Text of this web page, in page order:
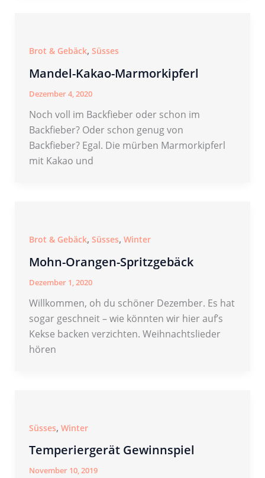
Brot & Gebäck, Süsses
Mandel-Kakao-Marmorkipferl
Dezember 4, 2020
Noch voll im Backfieber oder schon im
Backfieber? Oder schon genug von
Backfieber? Egal. Die mürben Marmorkipferl
mit Kakao und
Brot & Gebäck, Süsses, Winter
Mohn-Orangen-Spritzgebäck
Dezember 1, 2020
Willkommen, oh du schöner Dezember. Es hat
sogar geschneit – wie könnten wir hier auf’s
Kekse backen verzichten. Weihnachtslieder
hören
Süsses, Winter
Temperiergerät Gewinnspiel
November 10, 2019